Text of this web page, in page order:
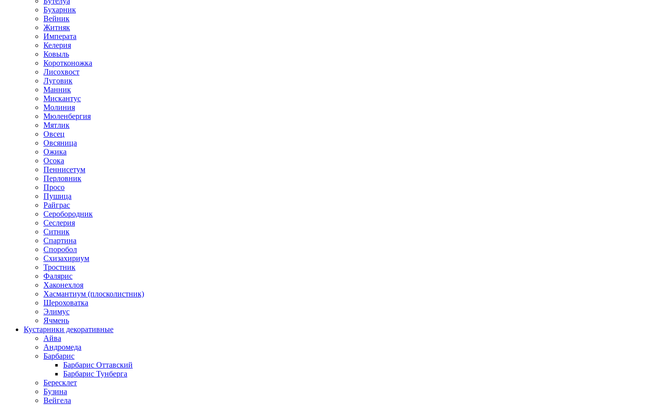
Бухарник
Вейник
Житняк
Императа
Келерия
Ковыль
Коротконожка
Лисохвост
Луговик
Манник
Мискантус
Молиния
Мюленбергия
Мятлик
Овсец
Овсяница
Ожика
Осока
Пеннисетум
Перловник
Просо
Пушица
Райграс
Серобородник
Сеслерия
Ситник
Спартина
Споробол
Схизахириум
Тростник
Фалярис
Хаконехлоя
Хасмантиум (плосколистник)
Шероховатка
Элимус
Ячмень
Кустарники декоративные
Айва
Андромеда
Барбарис
Барбарис Оттавский
Барбарис Тунберга
Бересклет
Бузина
Вейгела